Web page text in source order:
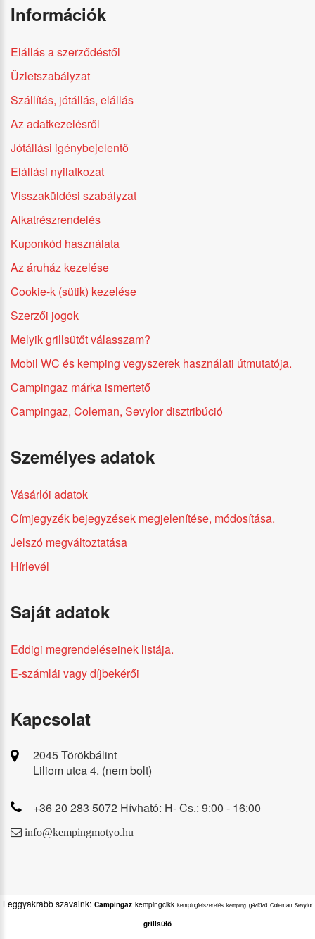
Információk
Elállás a szerződéstől
Üzletszabályzat
Szállítás, jótállás, elállás
Az adatkezelésről
Jótállási igénybejelentő
Elállási nyilatkozat
Visszaküldési szabályzat
Alkatrészrendelés
Kuponkód használata
Az áruház kezelése
Cookie-k (sütik) kezelése
Szerzői jogok
Melyik grillsütőt válasszam?
Mobil WC és kemping vegyszerek használati útmutatója.
Campingaz márka ismertető
Campingaz, Coleman, Sevylor disztribúció
Személyes adatok
Vásárlói adatok
Címjegyzék bejegyzések megjelenítése, módosítása.
Jelszó megváltoztatása
Hírlevél
Saját adatok
Eddigi megrendeléseinek listája.
E-számlái vagy díjbekérői
Kapcsolat
2045 Törökbálint
Liliom utca 4. (nem bolt)
+36 20 283 5072 Hívható: H- Cs.: 9:00 - 16:00
info@kempingmotyo.hu
Leggyakrabb szavaink: Campingaz kempingcikk kempingfelszerelés kemping gázfőző Coleman Sevylor
grillsütő